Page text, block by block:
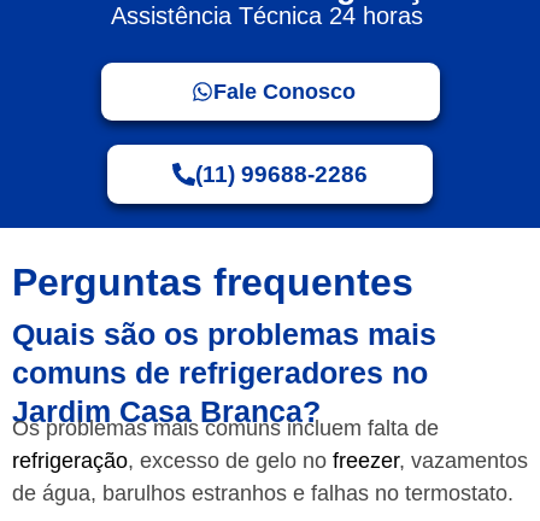
Assistência Técnica 24 horas
Fale Conosco
(11) 99688-2286
Perguntas frequentes
Quais são os problemas mais
comuns de refrigeradores no
Jardim Casa Branca?
Os problemas mais comuns incluem falta de
refrigeração, excesso de gelo no freezer, vazamentos
de água, barulhos estranhos e falhas no termostato.